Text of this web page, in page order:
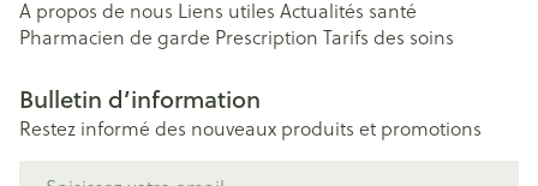
A propos de nous Liens utiles Actualités santé
Pharmacien de garde Prescription Tarifs des soins
Bulletin d’information
Restez informé des nouveaux produits et promotions